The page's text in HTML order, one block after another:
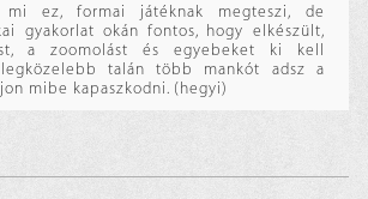
ez, formai játéknak megteszi, de
gyakorlat okán fontos, hogy elkészült,
a zoomolást és egyebeket ki kell
talán több mankót adsz a
mibe kapaszkodni. (hegyi)